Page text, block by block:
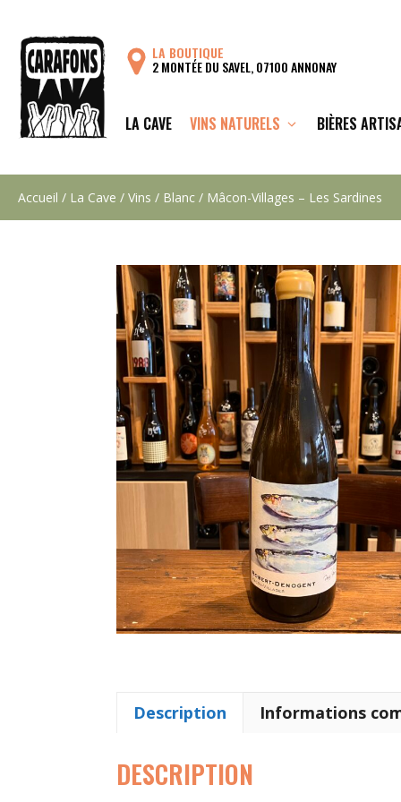
contenu
LA CAVE VINS NATURELS BIÈRES
LA BOUTIQUE
2 MONTÉE DU SAVEL, 07100 ANNONAY
Accueil / La Cave / Vins / Blanc / Mâcon-Villages – Les Sardines
Description Informations
DESCRIPTION